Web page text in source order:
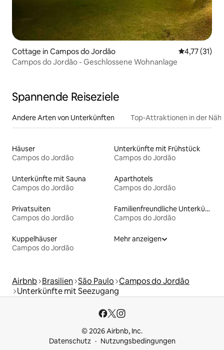
Cottage in Campos do Jordão
4,77 (31)
Campos do Jordão - Geschlossene Wohnanlage
Spannende Reiseziele
Andere Arten von Unterkünften Top-Attraktionen in der
Häuser
Campos do Jordão
Unterkünfte mit Frühstück
Campos do Jordão
Unterkünfte mit Sauna
Campos do Jordão
Aparthotels
Campos do Jordão
Privatsuiten
Campos do Jordão
Familienfreundliche Unterkünfte
Campos do Jordão
Kuppelhäuser
Campos do Jordão
Mehr anzeigen
Airbnb Brasilien São Paulo Campos do Jordão
Unterkünfte mit Seezugang
© 2026 Airbnb, Inc.
Datenschutz
Nutzungsbedingungen